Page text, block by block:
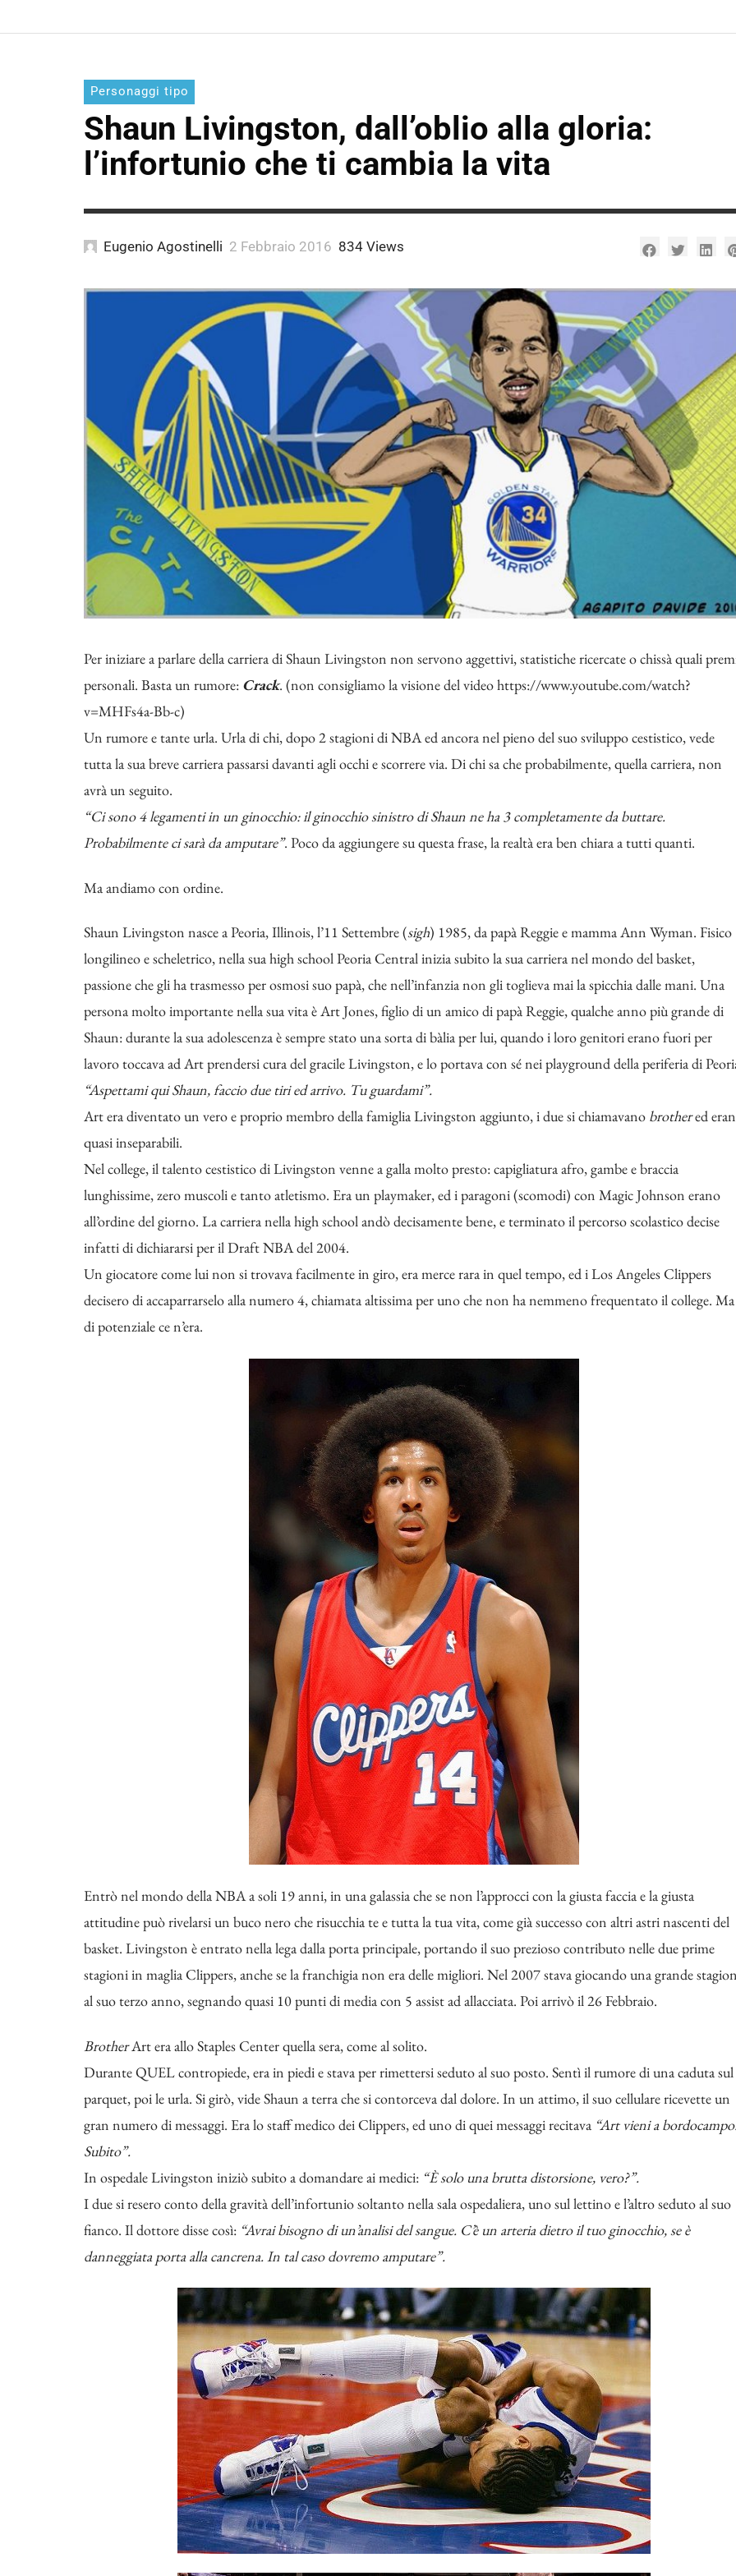
Personaggi tipo
Shaun Livingston, dall’oblio alla gloria:
l’infortunio che ti cambia la vita
Eugenio Agostinelli 2 Febbraio 2016 834 Views
Per iniziare a parlare della carriera di Shaun Livingston non servono aggettivi, statistiche ricercate o chissà quali
personali. Basta un rumore: Crack. (non consigliamo la visione del videohttps://www.youtube.com/watch?
v=MHFs4a-Bb-c)
Un rumore e tante urla. Urla di chi, dopo 2 stagioni di NBA ed ancora nel pieno del suo sviluppo cestistico, vede
tutta la sua breve carriera passarsi davanti agli occhi e scorrere via. Di chi sa che probabilmente, quella carriera, non
avrà un seguito.
“Ci sono 4 legamenti in un ginocchio: il ginocchio sinistro di Shaun ne ha 3 completamente da buttare.
Probabilmente ci sarà da amputare”. Poco da aggiungere su questa frase, la realtà era ben chiara a tutti quanti.
Ma andiamo con ordine.
Shaun Livingston nasce a Peoria, Illinois, l’11 Settembre (sigh) 1985, da papà Reggie e mamma Ann Wyman. Fisico
longilineo e scheletrico, nella sua high school Peoria Central inizia subito la sua carriera nel mondo del basket,
passione che gli ha trasmesso per osmosi suo papà, che nell’infanzia non gli toglieva mai la spicchia dalle mani. Una
persona molto importante nella sua vita è Art Jones, figlio di un amico di papà Reggie, qualche anno più grande di
Shaun: durante la sua adolescenza è sempre stato una sorta di bàlia per lui, quando i loro genitori erano fuori per
lavoro toccava ad Art prendersi cura del gracile Livingston, e lo portava con sé nei playground della periferia di
“Aspettami qui Shaun, faccio due tiri ed arrivo. Tu guardami”.
Art era diventato un vero e proprio membro della famiglia Livingston aggiunto, i due si chiamavano brothered
quasi inseparabili.
Nel college, il talento cestistico di Livingston venne a galla molto presto: capigliatura afro, gambe e braccia
lunghissime, zero muscoli e tanto atletismo. Era un playmaker, ed i paragoni (scomodi) con Magic Johnson erano
all’ordine del giorno. La carriera nella high school andò decisamente bene, e terminato il percorso scolastico decise
infatti di dichiararsi per il Draft NBA del 2004.
Un giocatore come lui non si trovava facilmente in giro, era merce rara in quel tempo, ed i Los Angeles Clippers
decisero di accaparrarselo alla numero 4, chiamata altissima per uno che non ha nemmeno frequentato il college. Ma
di potenziale ce n’era.
Entrò nel mondo della NBA a soli 19 anni, in una galassia che se non l’approcci con la giusta faccia e la giusta
attitudine può rivelarsi un buco nero che risucchia te e tutta la tua vita, come già successo con altri astri nascenti del
basket. Livingston è entrato nella lega dalla porta principale, portando il suo prezioso contributo nelle due prime
stagioni in maglia Clippers, anche se la franchigia non era delle migliori. Nel 2007 stava giocando una grande
al suo terzo anno, segnando quasi 10 punti di media con 5 assist ad allacciata. Poi arrivò il 26 Febbraio.
BrotherArt era allo Staples Center quella sera, come al solito.
Durante QUEL contropiede, era in piedi e stava per rimettersi seduto al suo posto. Sentì il rumore di una caduta sul
parquet, poi le urla. Si girò, vide Shaun a terra che si contorceva dal dolore. In un attimo, il suo cellulare ricevette un
gran numero di messaggi. Era lo staff medico dei Clippers, ed uno di quei messaggi recitava “Art vieni a
Subito”.
In ospedale Livingston iniziò subito a domandare ai medici: “È solo una brutta distorsione, vero?”.
I due si resero conto della gravità dell’infortunio soltanto nella sala ospedaliera, uno sul lettino e l’altro seduto al suo
fianco. Il dottore disse così: “Avrai bisogno di un’analisi del sangue. C’è un arteria dietro il tuo ginocchio, se è
danneggiata porta alla cancrena. In tal caso dovremo amputare”.